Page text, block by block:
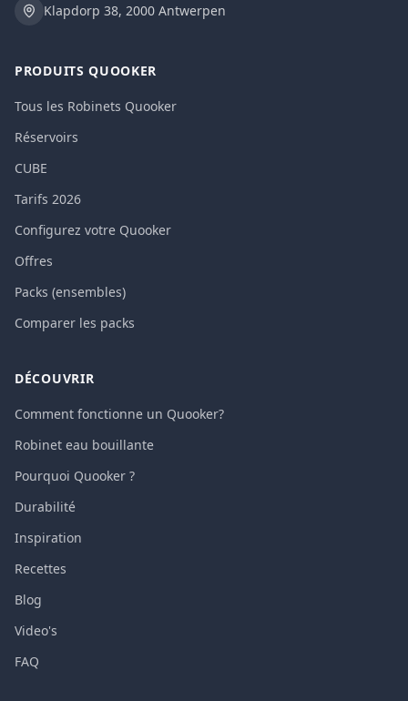
Klapdorp 38, 2000 Antwerpen
PRODUITS QUOOKER
Tous les Robinets Quooker
Réservoirs
CUBE
Tarifs 2026
Configurez votre Quooker
Offres
Packs (ensembles)
Comparer les packs
DÉCOUVRIR
Comment fonctionne un Quooker?
Robinet eau bouillante
Pourquoi Quooker ?
Durabilité
Inspiration
Recettes
Blog
Video's
FAQ